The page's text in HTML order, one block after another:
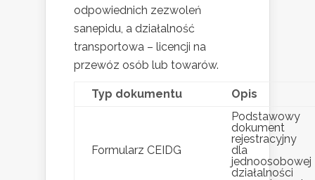
odpowiednich zezwoleń
sanepidu, a działalność
transportowa – licencji na
przewóz osób lub towarów.
Typ dokumentu Opis
Formularz CEIDG
Podstawowy
dokument
rejestracyjny
dla
jednoosobowej
działalności